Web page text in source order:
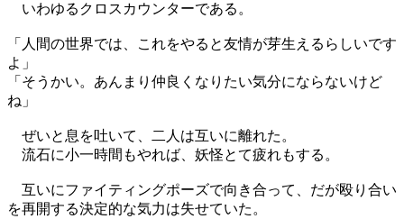
いわゆるクロスカウンターである。
「人間の世界では、これをやると友情が芽生えるらしいです
よ」
「そうかい。あんまり仲良くなりたい気分にならないけど
ね」
ぜいと息を吐いて、二人は互いに離れた。
流石に小一時間もやれば、妖怪とて疲れもする。
互いにファイティングポーズで向き合って、だが殴り合い
を再開する決定的な気力は失せていた。